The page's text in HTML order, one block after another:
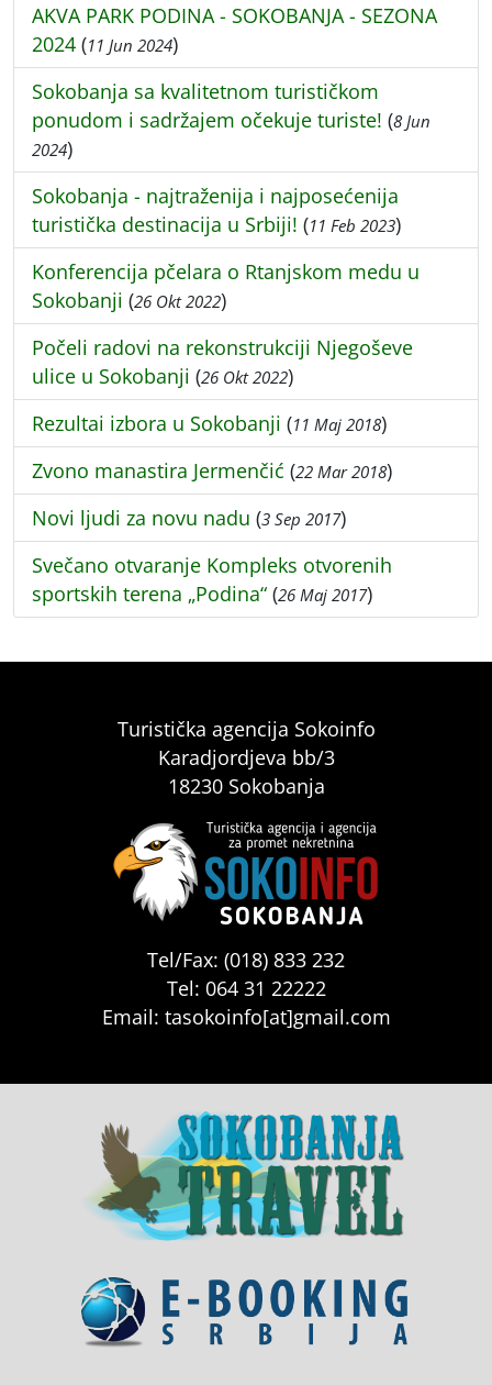
AKVA PARK PODINA - SOKOBANJA - SEZONA
2024 (11 Jun 2024)
Sokobanja sa kvalitetnom turističkom
ponudom i sadržajem očekuje turiste! (8 Jun
2024)
Sokobanja - najtraženija i najposećenija
turistička destinacija u Srbiji! (11 Feb 2023)
Konferencija pčelara o Rtanjskom medu u
Sokobanji (26 Okt 2022)
Počeli radovi na rekonstrukciji Njegoševe
ulice u Sokobanji (26 Okt 2022)
Rezultai izbora u Sokobanji (11 Maj 2018)
Zvono manastira Jermenčić (22 Mar 2018)
Novi ljudi za novu nadu (3 Sep 2017)
Svečano otvaranje Kompleks otvorenih
sportskih terena „Podina“ (26 Maj 2017)
Turistička agencija Sokoinfo
Karadjordjeva bb/3
18230 Sokobanja
Tel/Fax: (018) 833 232
Tel: 064 31 22222
Email: tasokoinfo[at]gmail.com